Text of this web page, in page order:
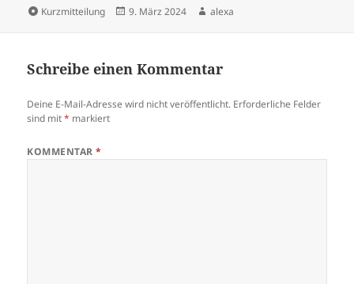
Format
Kurzmitteilung
Veröffentlicht
9. März 2024 Autor
alexa
Schreibe einen Kommentar
Deine E-Mail-Adresse wird nicht veröffentlicht. Erforderliche Felder
sind mit* markiert
KOMMENTAR*